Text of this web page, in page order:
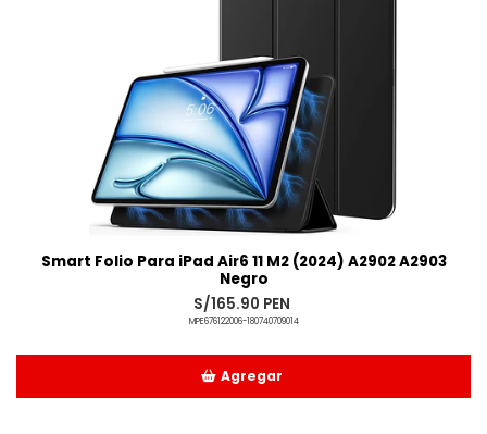
Smart Folio Para iPad Air6 11 M2 (2024) A2902 A2903
Negro
S/165.90 PEN
MPE676122006-180740709014
Agregar